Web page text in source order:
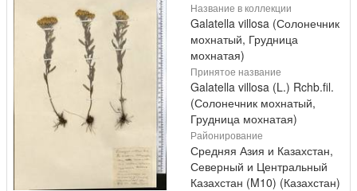
Название в коллекции
Galatella villosa (Солонечник
мохнатый, Грудница
мохнатая)
Принятое название
Galatella villosa (L.) Rchb.fil.
(Солонечник мохнатый,
Грудница мохнатая)
Районирование
Средняя Азия и Казахстан,
Северный и Центральный
Казахстан (M10) (Казахстан)